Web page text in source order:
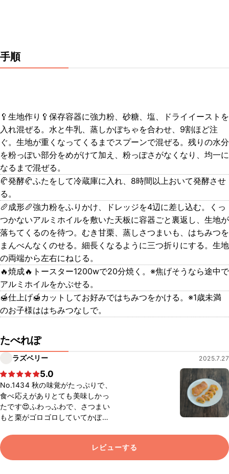
手順
🥄生地作り🥄保存容器に強力粉、砂糖、塩、ドライイーストを
入れ混ぜる。水と牛乳、蒸しかぼちゃを合わせ、9割ほど注
ぐ。生地が重くなってくるまでスプーンで混ぜる。残りの水分
を粉っぽい部分をめがけて加え、粉っぽさがなくなり、均一に
なるまで混ぜる。
🥐発酵🥐ふたをして冷蔵庫に入れ、8時間以上おいて発酵させ
る。
🥖成形🥖強力粉をふりかけ、ドレッジを4辺に差し込む。くっ
つかないアルミホイルを敷いた天板に容器ごと裏返し、生地が
落ちてくるのを待つ。むき甘栗、蒸しさつまいも、はちみつを
まんべんなくのせる。細長くなるように三つ折りにする。生地
の両端から左右にねじる。
🔥焼成🔥トースター1200wで20分焼く。※焦げそうなら途中で
アルミホイルをかぶせる。
🍯仕上げ🍯カットしてお好みではちみつをかける。※1歳未満
のお子様ははちみつなしで。
たべれぽ
ラズベリー 2025.7.27
5.0
No.1434 秋の味覚がたっぷりで、
食べ応えがありとても美味しかっ
たです😍ふわっふわで、さつまい
もと栗がゴロゴロしていてかぼち
可愛いです🤭さつまいもとかぼち
ゃが大好きなのでたまりませんで
した😋家族にも大好評だったの
レビューする